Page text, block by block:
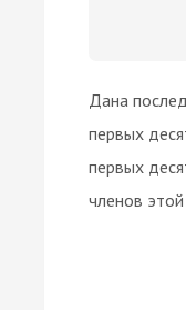
Дана
первых
первых
членов